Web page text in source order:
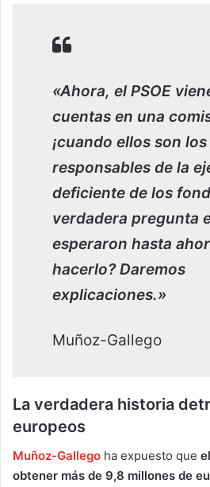
«Ahora, el PSOE
cuentas en una
¡cuando ellos son los
responsables de la
deficiente de los
verdadera pregunta
esperaron hasta
hacerlo? Daremos
explicaciones.»
Muñoz-Gallego
La verdadera historia
europeos
Muñoz-Gallego ha expuesto que
obtener más de 9,8 millones de